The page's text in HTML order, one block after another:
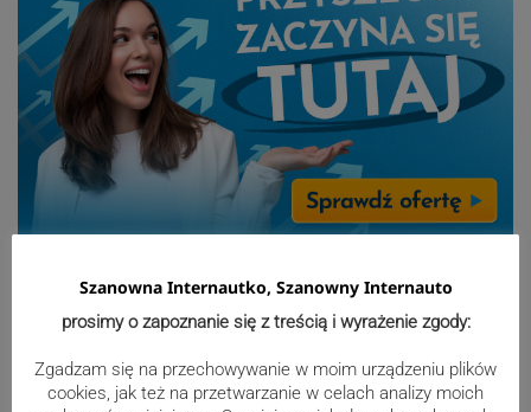
Beniaminek ze spadkowiczem na
remis. Podbeskidzie – Lechia 2:2 |
ZDJĘCIA
Szanowna Internautko, Szanowny Internauto
prosimy o zapoznanie się z treścią i wyrażenie zgody:
Zgadzam się na przechowywanie w moim urządzeniu plików
cookies, jak też na przetwarzanie w celach analizy moich